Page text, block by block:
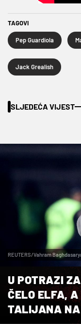
TAGOVI
Pep Guardiola
Jack Grealish
SLJEDEĆA VIJEST
REUTERS/Vahram
U POTRAZI
ČELO ELFA, A
TALIJANA NA